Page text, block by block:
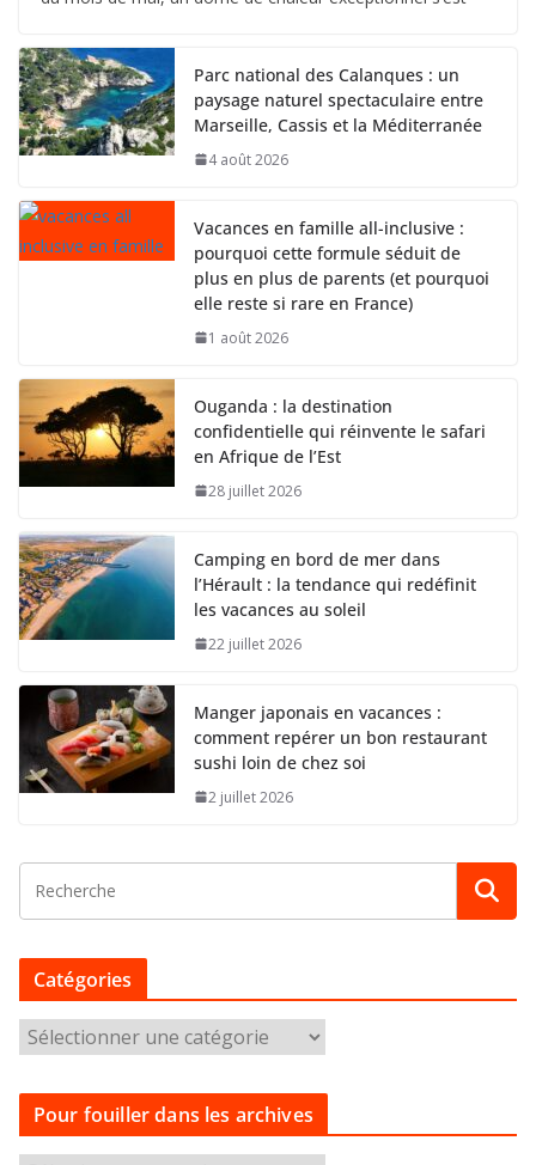
Parc national des Calanques : un
paysage naturel spectaculaire entre
Marseille, Cassis et la Méditerranée
4 août 2026
Vacances en famille all-inclusive :
pourquoi cette formule séduit de
plus en plus de parents (et pourquoi
elle reste si rare en France)
1 août 2026
Ouganda : la destination
confidentielle qui réinvente le safari
en Afrique de l’Est
28 juillet 2026
Camping en bord de mer dans
l’Hérault : la tendance qui redéfinit
les vacances au soleil
22 juillet 2026
Manger japonais en vacances :
comment repérer un bon restaurant
sushi loin de chez soi
2 juillet 2026
Catégories
a
t
g
Pour fouiller dans les archives